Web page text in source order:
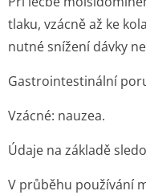
tlaku, vzácně až ke
nutné snížení dávky
Gastrointestinální
Vzácné: nauzea.
Údaje na základě
V průběhu používání